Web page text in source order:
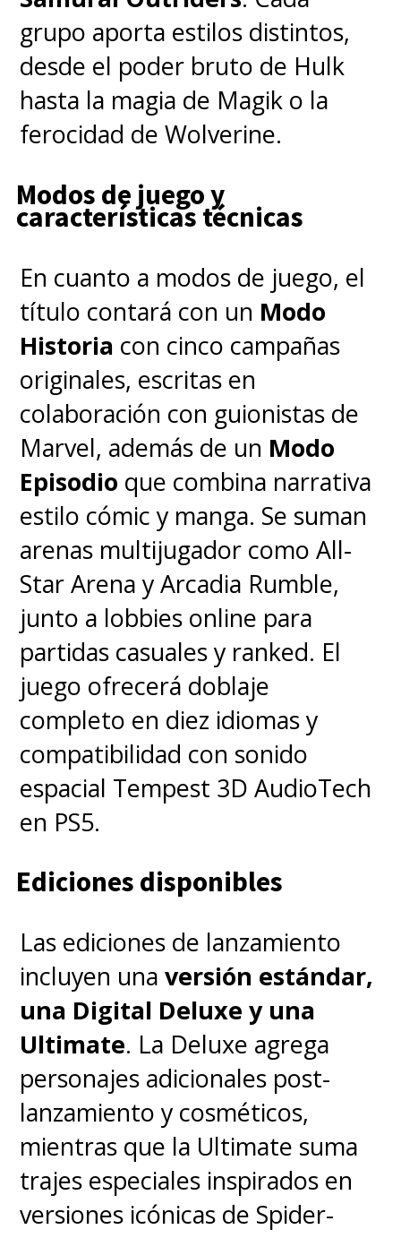
SuperGeekdestacamos que la
serie "es todo lo que prometía
con este inicio. Es volver a
nacer sin alejarse de lo que
a la vez, tomando su propio
rumbo(...) Mientras más toma
distancia de la desgastada
fórmula de Marvel, mientras
más se acerca al espíritu de la
serie original dejando en claro
que es su propia historia, es
donde mejor funciona. Nada de
Multiverso ni amenazas de otro
planeta, sino que problemas
muy terrenales".
Ahora, pueden revivir todas las
temporadas de Daredevil,Jessica
Jones,Luke Cage,Iron Fist,The
PunisheryThe Defenders
además de la primera
temporada deDaredevil: Born
Again, en el streaming Disney+.
grupo aporta estilos distintos,
desde el poder bruto de Hulk
hasta la magia de Magik o la
ferocidad de Wolverine.
Modos de juego y
características técnicas
En cuanto a modos de juego, el
título contará con un Modo
Historia con cinco campañas
originales, escritas en
colaboración con guionistas de
Marvel, además de un Modo
Episodio que combina narrativa
estilo cómic y manga. Se suman
arenas multijugador como All-
Star Arena y Arcadia Rumble,
junto a lobbies online para
partidas casuales y ranked. El
juego ofrecerá doblaje
completo en diez idiomas y
compatibilidad con sonido
espacial Tempest 3D AudioTech
en PS5.
Ediciones disponibles
Las ediciones de lanzamiento
incluyen unaversión estándar,
una Digital Deluxe y una
Ultimate. La Deluxe agrega
personajes adicionales post-
lanzamiento y cosméticos,
mientras que la Ultimate suma
trajes especiales inspirados en
versiones icónicas de Spider-